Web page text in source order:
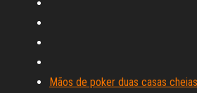
Mãos de poker duas casas cheias